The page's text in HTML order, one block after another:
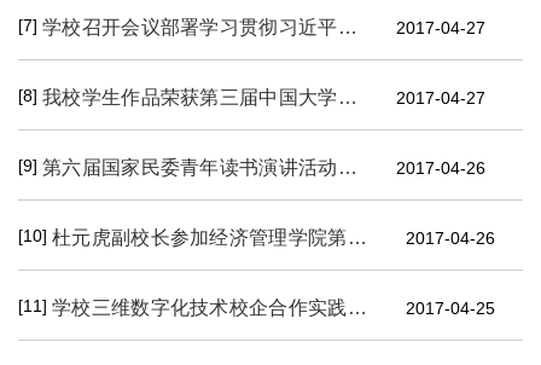
[7] 学校召开会议部署学习贯彻习近平总书记参加十二届全国人大五次会议辽宁代表团审议时的重要讲话精神 2017-04-27
[8] 我校学生作品荣获第三届中国大学生微电影创作大赛 “年度优秀原创剧本”大奖 2017-04-27
[9] 第六届国家民委青年读书演讲活动（选拔赛）在我校举行 2017-04-26
[10] 杜元虎副校长参加经济管理学院第三届读书报告会启动仪式 2017-04-26
[11] 学校三维数字化技术校企合作实践班有序推进 2017-04-25